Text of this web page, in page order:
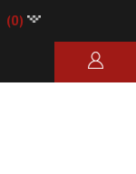
(0)